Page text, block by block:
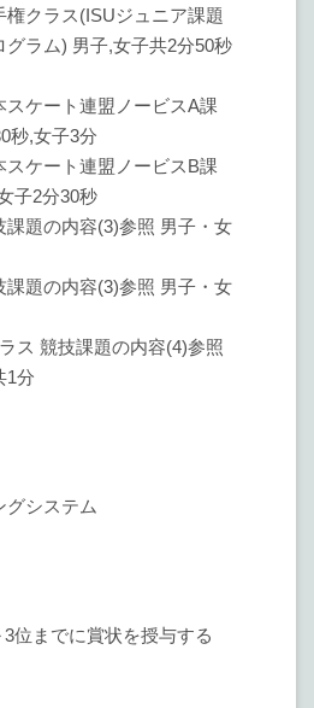
権クラス(ISUジュニア課題
グラム) 男子,女子共2分50秒
スケート連盟ノービスA課
秒,女子3分
スケート連盟ノービスB課
子2分30秒
課題の内容(3)参照 男子・女
課題の内容(3)参照 男子・女
ス 競技課題の内容(4)参照
1分
グシステム
位までに賞状を授与する